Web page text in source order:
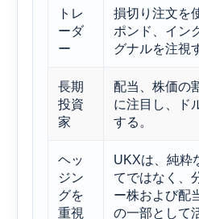
トレ
ーダ
ー
損切り注文を
ポンド、イン
グナルを注視
長期
投資
家
配当、株価の
に注目し、ド
する。
ヘッ
ジン
グを
重視
UKXは、純粋
てではなく、
ー株および配
の一部として